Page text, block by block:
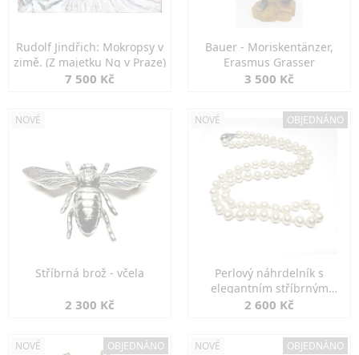
Rudolf Jindřich: Mokropsy v
zimě. (Z majetku Ng v Praze)
7 500 Kč
Bauer - Moriskentänzer,
Erasmus Grasser
3 500 Kč
NOVÉ
Stříbrná brož - včela
2 300 Kč
NOVÉ OBJEDNÁNO
Perlový náhrdelník s
elegantním stříbrným
zapínáním
2 600 Kč
NOVÉ OBJEDNÁNO NOVÉ OBJEDNÁNO